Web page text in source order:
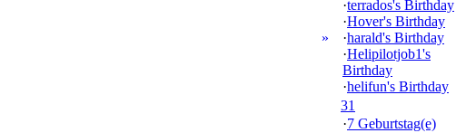
»
·terrados's Birthday
·Hover's Birthday
·harald's Birthday
·Helipilotjob1's
Birthday
·helifun's Birthday
31
·7 Geburtstag(e)